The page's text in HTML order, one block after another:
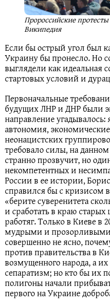
Пророссийские
Википедия
Если бы острый угол был
Украину бы пронесло. Но
выглядели как идеальная
стартовых условий и
Первоначальные
будущих ЛНР и ДНР были
направление
автономия,
неонацистских
требовало силы, на
странно прозвучит, но
некомпетентных и
России в ее истории,
справился бы с кризисом
«берите суверенитета
и сработать в краю
работяг. Только в Киеве в
мудрыми и
совершенно не ясно,
против правительства в
возмущенного народа, а
сепаратизм; но кто бы их
полигоны начали
первого на Украине